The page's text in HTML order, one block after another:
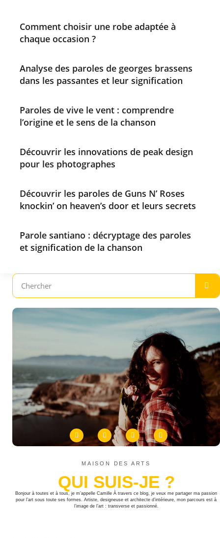
Comment choisir une robe adaptée à
chaque occasion ?
Analyse des paroles de georges brassens
dans les passantes et leur signification
Paroles de vive le vent : comprendre
l’origine et le sens de la chanson
Découvrir les innovations de peak design
pour les photographes
Découvrir les paroles de Guns N’ Roses
knockin’ on heaven’s door et leurs secrets
Parole santiano : décryptage des paroles
et signification de la chanson
MAISON DES ARTS
QUI SUIS-JE ?
Bonjour à toutes et à tous, je m’appelle Camille À travers ce blog, je veux me partager ma passion
pour l’art sous toute ses formes. Artiste, designeuse et architecte d’intérieure, mon parcours est à
l’image de l’art : transverse et passionné.